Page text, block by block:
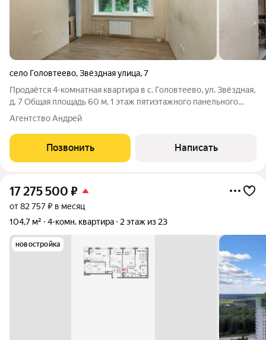
село Головтеево,Звёздная улица,7
Продаётся 4-комнатная квартира в с. Головтеево, ул. Звёздная,
д. 7 Общая площадь 60 м, 1 этаж пятиэтажного панельного
дома 1978 года постройки. Косметический ремонт можно
заехать и жить. Четыре комнаты удобно для большой семьи.
Раздельный
Агентство Андрей
Позвонить Написать
17 275 500 ₽
от 82 757 ₽ в месяц
104,7 м²
4-комн. квартира 2 этаж из 23
новостройка